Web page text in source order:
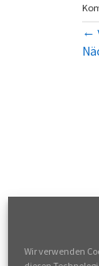
Wir verwenden
←